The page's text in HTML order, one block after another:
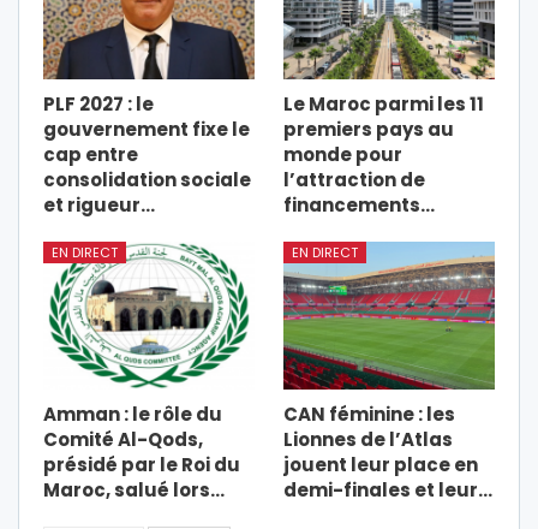
PLF 2027 : le
gouvernement fixe le
cap entre
consolidation sociale
et rigueur…
Le Maroc parmi les 11
premiers pays au
monde pour
l’attraction de
financements…
EN DIRECT
Amman : le rôle du
Comité Al-Qods,
présidé par le Roi du
Maroc, salué lors…
EN DIRECT
CAN féminine : les
Lionnes de l’Atlas
jouent leur place en
demi-finales et leur…